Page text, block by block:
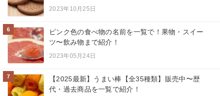
2023年10月25日
6
ピンク色の食べ物の名前を一覧で！果物・スイー
ツ〜飲み物まで紹介！
2023年05月24日
7
【2025最新】うまい棒【全35種類】販売中〜歴
代・過去商品を一覧で紹介！